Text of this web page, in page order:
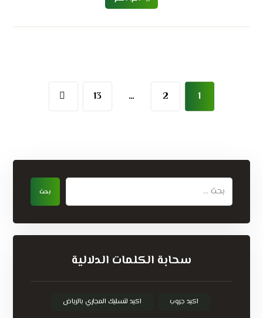
1
2
…
13
سحابة الكلمات الدلالية
اكيد جروب اكيد لتسليك المجاري بالرياض